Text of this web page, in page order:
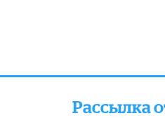
Рассылка